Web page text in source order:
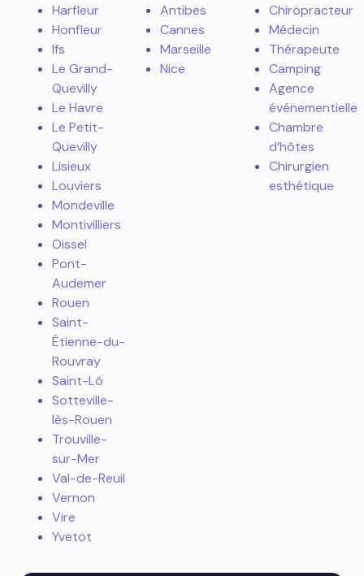
Harfleur
Honfleur
Ifs
Le Grand-
Quevilly
Le Havre
Le Petit-
Quevilly
Lisieux
Louviers
Mondeville
Montivilliers
Oissel
Pont-
Audemer
Rouen
Saint-
Étienne-du-
Rouvray
Saint-Lô
Sotteville-
lès-Rouen
Trouville-
sur-Mer
Val-de-Reuil
Vernon
Vire
Yvetot
Antibes
Cannes
Marseille
Nice
Chiropracteur
Médecin
Thérapeute
Camping
Agence
événementielle
Chambre
d’hôtes
Chirurgien
esthétique